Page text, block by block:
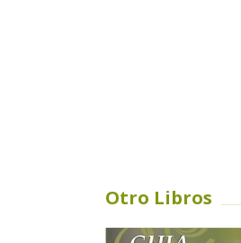
Otro Libros